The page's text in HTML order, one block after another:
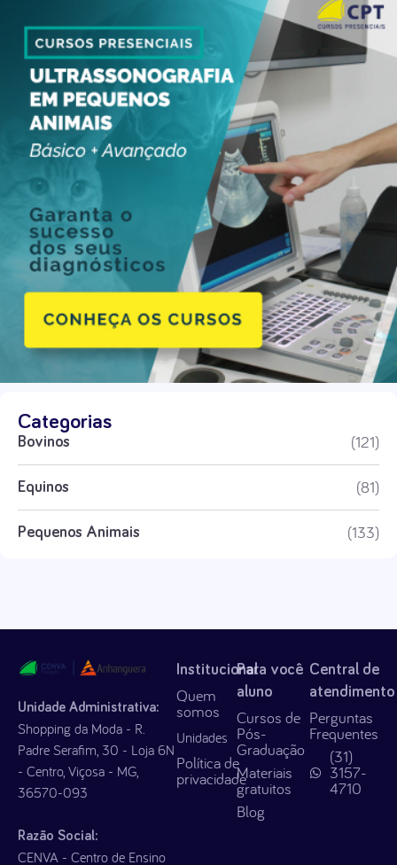
Categorias
Bovinos (121)
Equinos (81)
Pequenos Animais (133)
Unidade Administrativa:
Shopping da Moda - R.
Padre Serafim, 30 - Loja 6N
- Centro, Viçosa - MG,
36570-093
Razão Social:
CENVA - Centro de Ensino
Institucional
Quem
somos
Unidades
Política de
privacidade
Para você
aluno
Cursos de
Pós-
Graduação
Materiais
gratuitos
Blog
Central de
atendimento
Perguntas
Frequentes
(31)
3157-
4710